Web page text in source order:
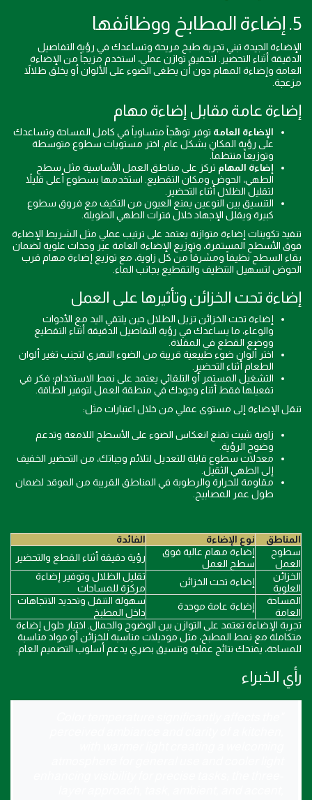
5. إضاءة المطابخ ووظائفها
الإضاءة الجيدة تبني تجربة طبخ مريحة وتساعدك في رؤية التفاصيل
الدقيقة أثناء التحضير. لتحقيق توازن عملي، استخدم مزيجاً من الإضاءة
العامة وإضاءة المهام دون أن يطغى الضوء على الألوان أو يخلق ظلالاً
مزعجة.
إضاءة عامة مقابل إضاءة مهام
الإضاءة العامة توفر توهّجاً متساوياً في كامل المساحة وتساعدك
على رؤية المكان بشكل عام. اختر مستويات سطوع متوسطة
وتوزيعاً منتظماً.
إضاءة المهام تركز على مناطق العمل الأساسية مثل سطح
الطهي، الحوض ومكان التقطيع. استخدمها بسطوع أعلى قليلاً
لتقليل الظلال أثناء التحضير.
التنسيق بين النوعين يمنع العيون من التكيف مع فروق سطوع
كبيرة ويقلل الإجهاد خلال فترات الطهي الطويلة.
تنفيذ تكوينات إضاءة متوازنة يعتمد على ترتيب عملي مثل الشريط الإضاءة
فوق الأسطح المستمرة، وتوزيع الإضاءة العامة عبر وحدات علوية لضمان
بقاء السطح نظيفاً ومشرقاً من كل زاوية، مع توزيع إضاءة مهام قرب
الحوض لتسهيل التنظيف والتقطيع بجانب الماء.
إضاءة تحت الخزائن وتأثيرها على العمل
إضاءة تحت الخزائن تزيل الظلال حين يلتقي اليد مع الأدوات
والوعاء، ما يساعدك في رؤية التفاصيل الدقيقة أثناء التقطيع
ووضع القطع في المقلاة.
اختر ألوان ضوء طبيعية قريبة من الضوء النهري لتجنب تغير ألوان
الطعام أثناء التحضير.
التشغيل المستمر أو التلقائي يعتمد على نمط الاستخدام؛ فكر في
تفعيلها فقط أثناء وجودك في منطقة العمل لتوفير الطاقة.
تنقل الإضاءة إلى مستوى عملي من خلال اعتبارات مثل:
زاوية تثبيت تمنع انعكاس الضوء على الأسطح اللامعة وتدعم
وضوح الرؤية.
معدلات سطوع قابلة للتعديل لتلائم وجباتك، من التحضير الخفيف
إلى الطهي الثقيل.
مقاومة للحرارة والرطوبة في المناطق القريبة من الموقد لضمان
طول عمر المصابيح.
المناطق نوع الإضاءة
الفائدة
سطوح
العمل
إضاءة مهام عالية فوق
سطح العمل
رؤية دقيقة أثناء القطع والتحضير
الخزائن
العلوية
إضاءة تحت الخزائن
تقليل الظلال وتوفير إضاءة
مركزة للمساحات
المساحة
العامة
إضاءة عامة موحدة
سهولة التنقل وتحديد الاتجاهات
داخل المطبخ
تجربة الإضاءة تعتمد على التوازن بين الوضوح والجمال. اختيار حلول إضاءة
متكاملة مع نمط المطبخ، مثل موديلات مناسبة للخزائن أو مواد مناسبة
للمساحة، يمنحك نتائج عملية وتنسيق بصري يدعم أسلوب التصميم العام.
رأي الخبراء